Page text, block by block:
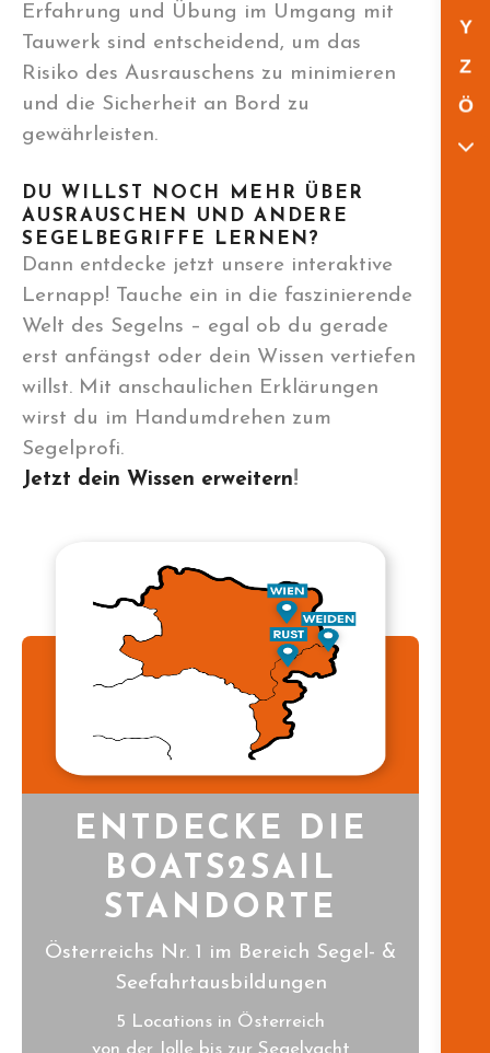
Y
Z
Ö
Erfahrung und Übung im Umgang mit
Tauwerk sind entscheidend, um das
Risiko des Ausrauschens zu minimieren
und die Sicherheit an Bord zu
gewährleisten.
DU WILLST NOCH MEHR ÜBER
AUSRAUSCHEN UND ANDERE
SEGELBEGRIFFE LERNEN?
Dann entdecke jetzt unsere interaktive
Lernapp! Tauche ein in die faszinierende
Welt des Segelns – egal ob du gerade
erst anfängst oder dein Wissen vertiefen
willst. Mit anschaulichen Erklärungen
wirst du im Handumdrehen zum
Segelprofi.
Jetzt dein Wissen erweitern!
ENTDECKE DIE
BOATS2SAIL
STANDORTE
Österreichs Nr. 1 im Bereich Segel- &
Seefahrtausbildungen
5 Locations in Österreich
von der Jolle bis zur Segelyacht